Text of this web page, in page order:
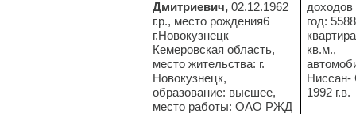
Дмитриевич,02.12.1962
г.р., место рождения6
г.Новокузнецк
Кемеровская область,
место жительства: г.
Новокузнецк,
образование: высшее,
место работы: ОАО РЖД
доходов
год:
кв.м.,
1992 г.в.